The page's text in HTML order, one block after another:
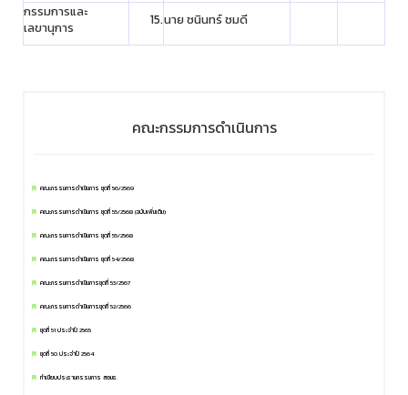
กรรมการและ
เลขานุการ
15.นาย ชนินทร์ ชมดี
คณะกรรมการดำเนินการ
คณะกรรมการดำเนินการ ชุดที่ 56/2569
คณะกรรมการดำเนินการ ชุดที่ 55/2568 (ฉบับเพิ่มเติม)
คณะกรรมการดำเนินการ ชุดที่ 55/2568
คณะกรรมการดำเนินการ ชุดที่ 54/2568
คณะกรรมการดำเนินการชุดที่ 53/2567
คณะกรรมการดำเนินการชุดที่ 52/2566
ชุดที่ 51 ประจำปี 2565
ชุดที่ 50 ประจำปี 2564
ทำเนียบประธานกรรมการ สอมธ.